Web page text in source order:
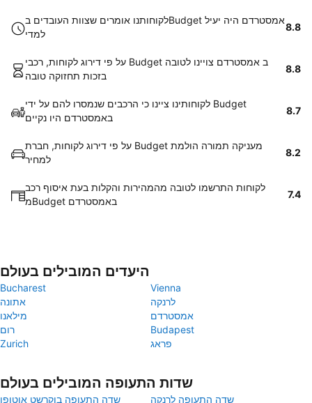
לקוחותנו אומרים שצוות העובדים בBudget אמסטרדם היה יעיל
למדי
8.8
על פי דירוג לקוחות, רכבי Budget ב אמסטרדם צויינו לטובה
בזכות תחזוקה טובה
8.8
לקוחותינו ציינו כי הרכבים שנמסרו להם על ידי Budget
באמסטרדם היו נקיים
8.7
על פי דירוג לקוחות, חברת Budget מעניקה תמורה הולמת
למחיר
8.2
לקוחות התרשמו לטובה מהמהירות והקלות בעת איסוף רכב
מBudget באמסטרדם
7.4
היעדים המובילים בעולם
Bucharest
Vienna
אתונה
לרנקה
מילאנו
אמסטרדם
רום
Budapest
Zurich
פראג
שדות התעופה המובילים בעולם
שדה התעופה בוקרשט אוטופן שדה התעופה לרנקה